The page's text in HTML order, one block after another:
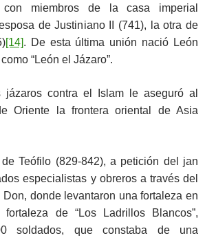
con miembros de la casa imperial
de Justiniano II (741), la otra de
[14]. De esta última unión nació León
“León el Jázaro”.
jázaros contra el Islam le aseguró al
Oriente la frontera oriental de Asia
Teófilo (829-842), a petición del jan
especialistas y obreros a través del
donde levantaron una fortaleza en
de “Los Ladrillos Blancos”,
soldados, que constaba de una